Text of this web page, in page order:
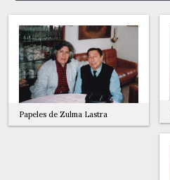
Papeles de Zulma Lastra